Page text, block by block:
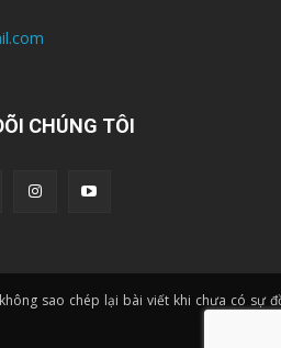
CHÚNG TÔI
sao chép lại bài viết khi chưa có sự